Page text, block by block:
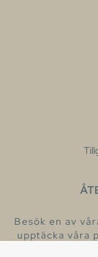
Besök en av
upptäcka våra